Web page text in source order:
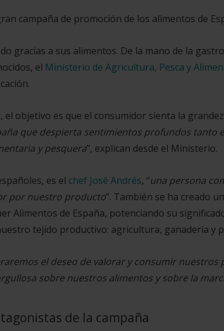
campaña de promoción de los alimentos de
gracias a sus alimentos. De la mano de la
el Ministerio de Agricultura, Pesca y
objetivo es que el consumidor sienta la
que despierta sentimientos profundos tanto
y pesquera”, explican desde el Ministerio.
es el chef José Andrés, “una persona
por nuestro producto”. También se ha creado
Alimentos de España, potenciando su
tejido productivo: agricultura, ganadería y
el deseo de valorar y consumir nuestros
sobre nuestros alimentos y sobre la
de la campaña